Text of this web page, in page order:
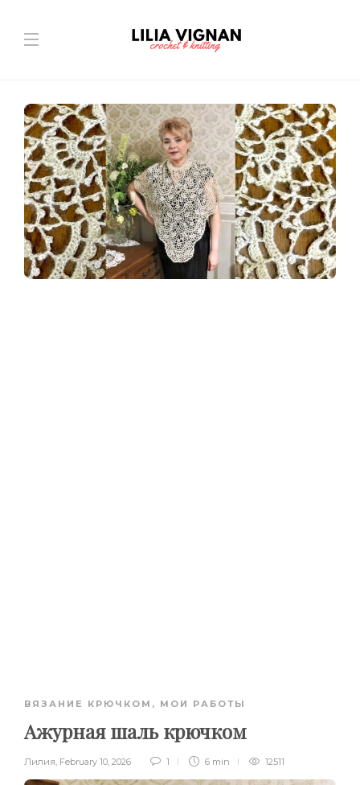
ВЯЗАНИЕ КРЮЧКОМ , МОИ РАБОТЫ
Ажурная шаль крючком
Лилия, February 10, 2026 1 6 min 12511